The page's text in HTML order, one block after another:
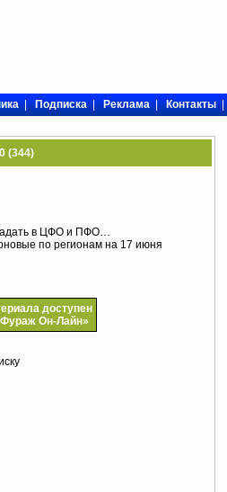
|Подписка|Реклама|Контакты
(344)
в ЦФО и ПФО…
по регионам на 17 июня
доступен
Он-Лайн»